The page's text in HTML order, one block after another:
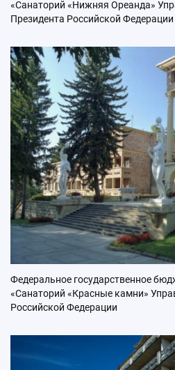
«Санаторий «Нижняя Ореанда»
Президента Российской Федерации
Федеральное государственное
«Санаторий «Красные камни»
Российской Федерации